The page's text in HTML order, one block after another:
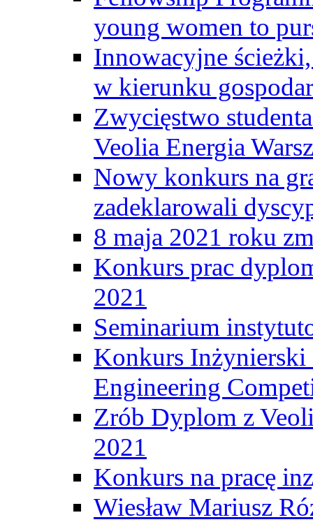
young women to
Innowacyjne
w kierunku
Zwycięstwo
Veolia Energia
Nowy konkurs na
zadeklarowali
8 maja 2021 roku
Konkurs prac
2021
Seminarium
Konkurs
Engineering
Zrób Dyplom z
2021
Konkurs na pracę
Wiesław Mariusz